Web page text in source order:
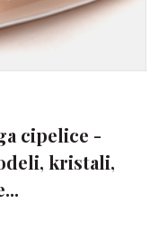
cipelice -
kristali,